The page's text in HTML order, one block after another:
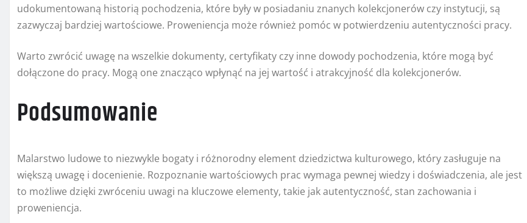
udokumentowaną historią pochodzenia, które były w posiadaniu znanych kolekcjonerów czy instytucji, są
zazwyczaj bardziej wartościowe. Proweniencja może również pomóc w potwierdzeniu autentyczności pracy.
Warto zwrócić uwagę na wszelkie dokumenty, certyfikaty czy inne dowody pochodzenia, które mogą być
dołączone do pracy. Mogą one znacząco wpłynąć na jej wartość i atrakcyjność dla kolekcjonerów.
Podsumowanie
Malarstwo ludowe to niezwykle bogaty i różnorodny element dziedzictwa kulturowego, który zasługuje na
większą uwagę i docenienie. Rozpoznanie wartościowych prac wymaga pewnej wiedzy i doświadczenia, ale jest
to możliwe dzięki zwróceniu uwagi na kluczowe elementy, takie jak autentyczność, stan zachowania i
proweniencja.